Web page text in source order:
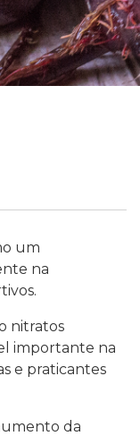
um
na
nitratos
importante na
e praticantes
da